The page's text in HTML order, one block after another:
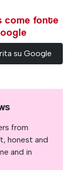
come fonte
su Google
from
honest and
and in